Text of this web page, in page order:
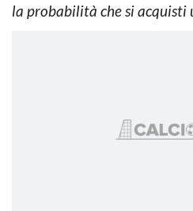
la probabilità che si acquisti